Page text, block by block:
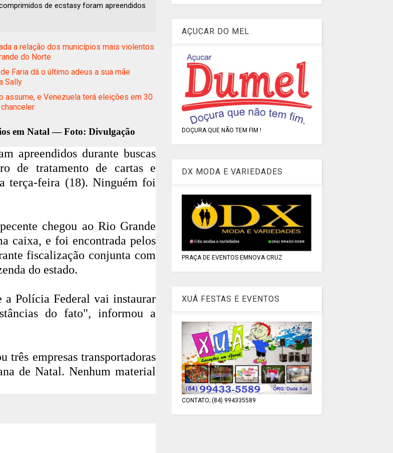
de ecstasy foram apreendidos
a relação dos municípios mais violentos
do Norte
Faria dá o último adeus a sua mãe
Sally
assume, e Venezuela terá eleições em 30
em Natal — Foto: Divulgação
apreendidos durante buscas
de tratamento de cartas e
terça-feira (18). Ninguém foi
chegou ao Rio Grande
caixa, e foi encontrada pelos
fiscalização conjunta com
do estado.
a Polícia Federal vai instaurar
do fato", informou a
três empresas transportadoras
de Natal. Nenhum material
AÇUCAR DO MEL
DOÇURA QUE NÃO TEM FIM !
DX MODA E VARIEDADES
PRAÇA DE EVENTOS EMNOVA CRUZ
XUÁ FESTAS E EVENTOS
CONTATO; (84) 994335589